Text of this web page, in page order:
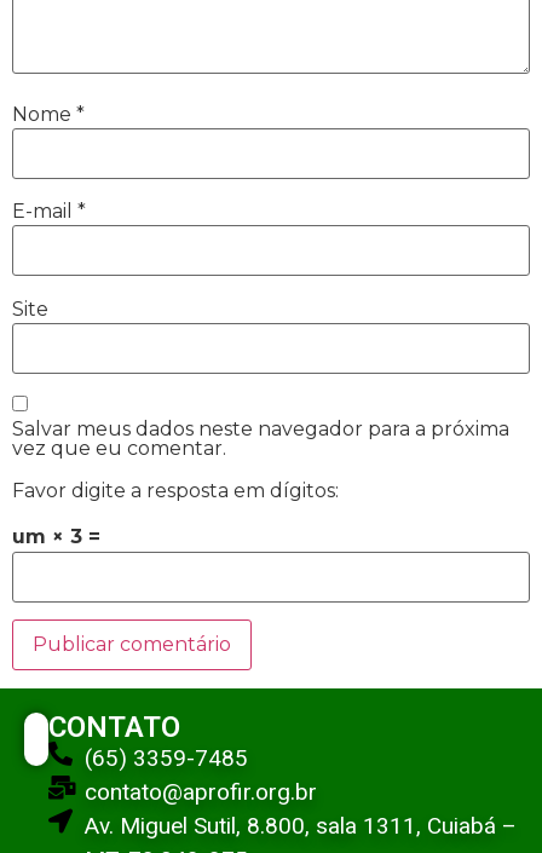
Nome *
E-mail *
Site
Salvar meus dados neste navegador para a próxima
vez que eu comentar.
Favor digite a resposta em dígitos:
um × 3 =
CONTATO
(65) 3359-7485
contato@aprofir.org.br
Av. Miguel Sutil, 8.800, sala 1311, Cuiabá –